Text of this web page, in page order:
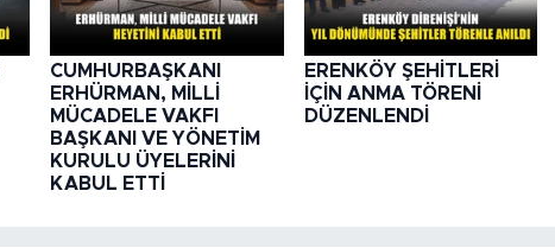
CUMHURBAŞKANI
ERHÜRMAN, MİLLİ
MÜCADELE VAKFI
BAŞKANI VE YÖNETİM
KURULU ÜYELERİNİ
KABUL ETTİ
ERENKÖY ŞEHİTLERİ
İÇİN ANMA TÖRENİ
DÜZENLENDİ